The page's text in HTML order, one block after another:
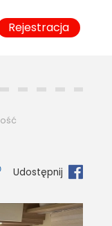
Rejestracja
Udostępnij